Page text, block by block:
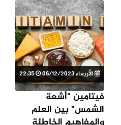
الأربعاء 06/12/2023 22:35
فيتامين "أشعة
الشمس" بين العلم